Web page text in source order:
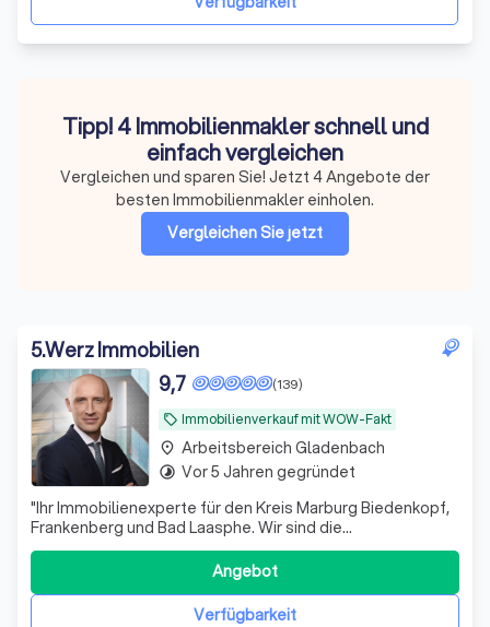
Tipp! 4 Immobilienmakler schnell und
einfach vergleichen
Vergleichen und sparen Sie! Jetzt 4 Angebote der
besten Immobilienmakler einholen.
Vergleichen Sie jetzt
5.Werz Immobilien
local_offer Immobilienverkauf mit WOW-Fakt
(139)
9,7
"Ihr Immobilienexperte für den Kreis Marburg Biedenkopf,
Frankenberg und Bad Laasphe. Wir sind die
Immobilienagentur mit dem WOW Faktor!"
Verfügbarkeit
Angebot
place Arbeitsbereich Gladenbach
timelapse Vor 5 Jahren gegründet